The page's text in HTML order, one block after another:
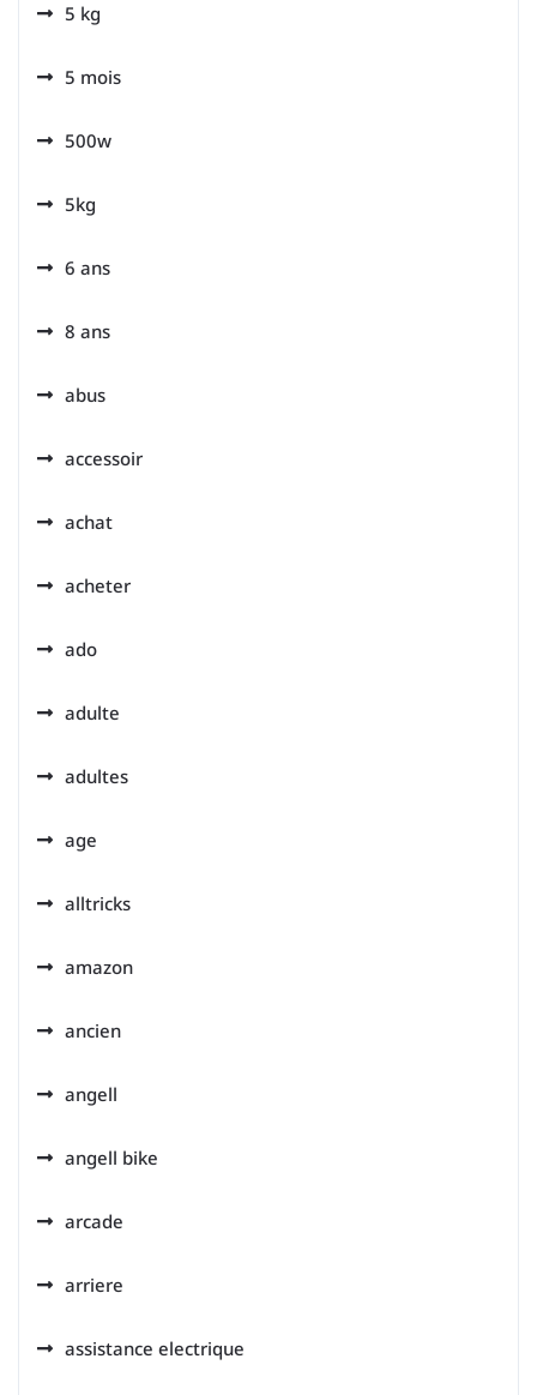
5 kg
5 mois
500w
5kg
6 ans
8 ans
abus
accessoir
achat
acheter
ado
adulte
adultes
age
alltricks
amazon
ancien
angell
angell bike
arcade
arriere
assistance electrique